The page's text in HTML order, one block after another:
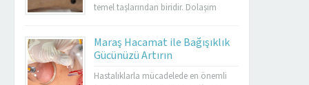
uygulaması, kan dolaşımını hızlandırır,
yorgunluk yaşayan kişilerde enerjiyi
artırarak yaşam...
temel taşlarından biridir. Dolaşım
sorununa yol açabilmektedir. Bu
noktada sülük tedavisi, doğal bir
yöntem olarak öne çıkar.
Maraş Hacamat ile Bağışıklık
Gücünüzü Artırın
Hastalıklarla mücadelede en önemli